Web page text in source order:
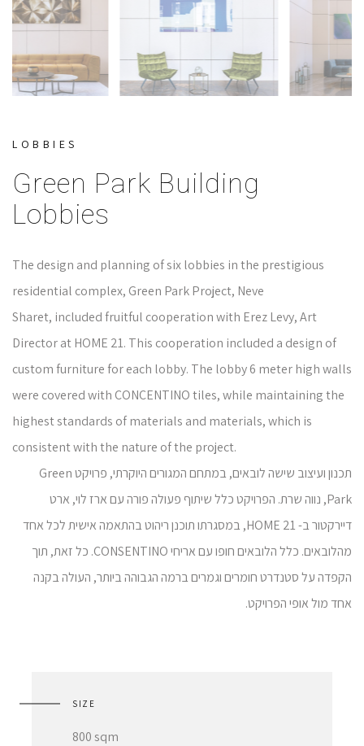
LOBBIES
Green Park Building
Lobbies
The design and planning of six lobbies in the prestigious
residential complex, Green Park Project, Neve
Sharet, included fruitful cooperation with Erez Levy, Art
Director at HOME 21. This cooperation included a design of
custom furniture for each lobby. The lobby 6 meter high walls
were covered with CONCENTINO tiles, while maintaining the
highest standards of materials and materials, which is
consistent with the nature of the project.
תכנון ועיצוב שישה לובאים, במתחם המגורים היוקרתי, פרויקט Green
Park, נווה שרת. הפרויקט כלל שיתוף פעולה פורה עם ארז לוי, ארט
דיירקטור ב- 21 HOME, במסגרתו תוכנן ריהוט בהתאמה אישית לכל אחד
מהלובאים. כלל הלובאים חופו עם אריחי CONSENTINO. כל זאת, תוך
הקפדה על סטנדרט חומרים וגמרים ברמה הגבוהה ביותר, העולה בקנה
אחד מול אופי הפרויקט.
SIZE
800 sqm